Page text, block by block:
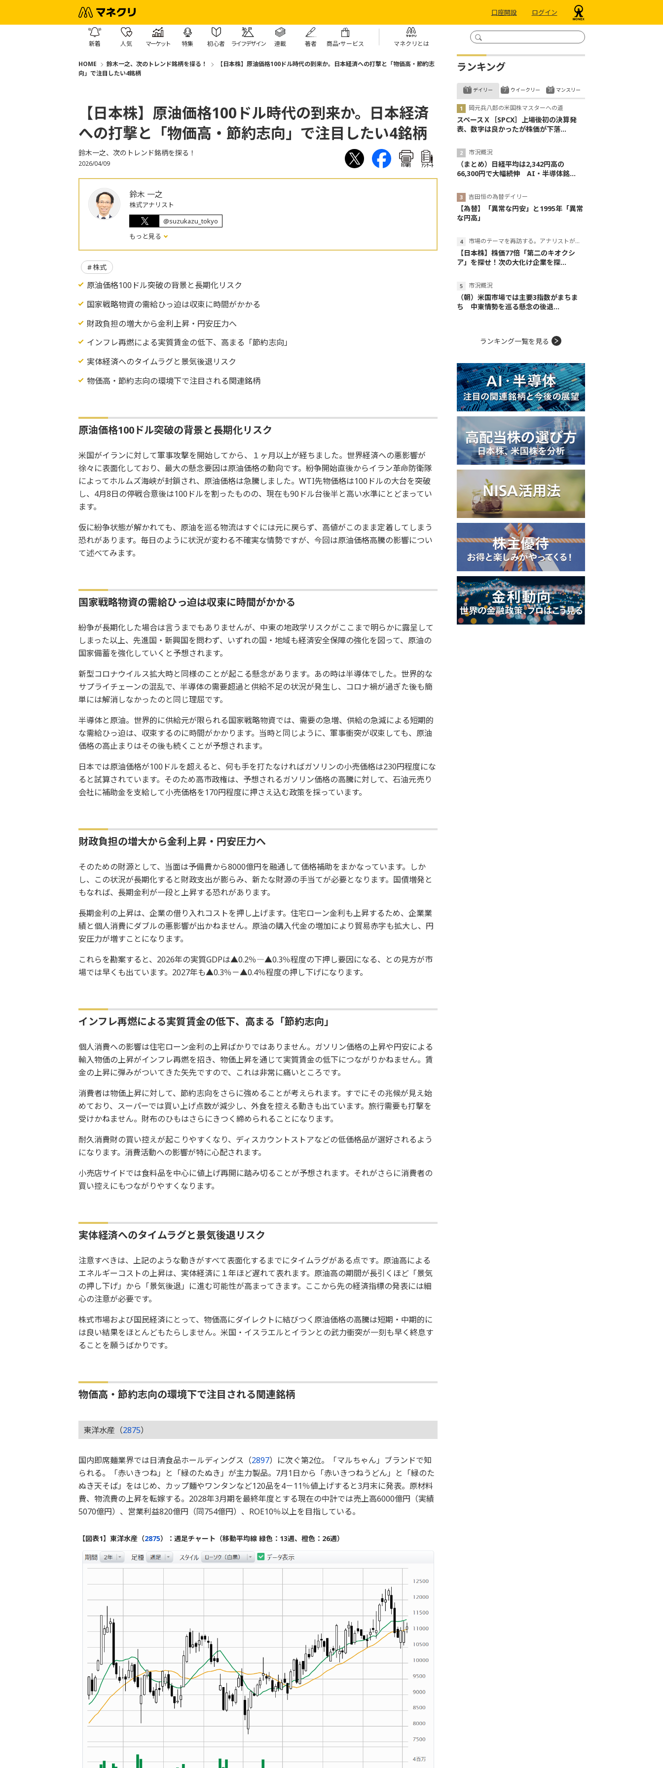
口座開設 ログイン
新着 人気 マーケット 特集 初心者 ライフデザイン 連載 著者 商品・サービス マネクリとは
HOME 鈴木一之、次のトレンド銘柄を探る！
【日本株】原油価格100ドル時代の到来か。日本経済への打撃と「物価高・節約志
向」で注目したい4銘柄
【日本株】原油価格100ドル時代の到来か。日本経済
への打撃と「物価高・節約志向」で注目したい4銘柄
鈴木一之、次のトレンド銘柄を探る！
2026/04/09 印刷 ｱﾝｹｰﾄ
鈴木 一之
株式アナリスト
@suzukazu_tokyo
もっと見る
株式
原油価格100ドル突破の背景と長期化リスク
国家戦略物資の需給ひっ迫は収束に時間がかかる
財政負担の増大から金利上昇・円安圧力へ
インフレ再燃による実質賃金の低下、高まる「節約志向」
実体経済へのタイムラグと景気後退リスク
物価高・節約志向の環境下で注目される関連銘柄
原油価格100ドル突破の背景と長期化リスク
米国がイランに対して軍事攻撃を開始してから、１ヶ月以上が経ちました。世界経済への悪影響が
徐々に表面化しており、最大の懸念要因は原油価格の動向です。紛争開始直後からイラン革命防衛隊
によってホルムズ海峡が封鎖され、原油価格は急騰しました。WTI先物価格は100ドルの大台を突破
し、4月8日の停戦合意後は100ドルを割ったものの、現在も90ドル台後半と高い水準にとどまってい
ます。
仮に紛争状態が解かれても、原油を巡る物流はすぐには元に戻らず、高値がこのまま定着してしまう
恐れがあります。毎日のように状況が変わる不確実な情勢ですが、今回は原油価格高騰の影響につい
て述べてみます。
国家戦略物資の需給ひっ迫は収束に時間がかかる
紛争が長期化した場合は言うまでもありませんが、中東の地政学リスクがここまで明らかに露呈して
しまった以上、先進国・新興国を問わず、いずれの国・地域も経済安全保障の強化を図って、原油の
国家備蓄を強化していくと予想されます。
新型コロナウイルス拡大時と同様のことが起こる懸念があります。あの時は半導体でした。世界的な
サプライチェーンの混乱で、半導体の需要超過と供給不足の状況が発生し、コロナ禍が過ぎた後も簡
単には解消しなかったのと同じ理屈です。
半導体と原油。世界的に供給元が限られる国家戦略物資では、需要の急増、供給の急減による短期的
な需給ひっ迫は、収束するのに時間がかかります。当時と同じように、軍事衝突が収束しても、原油
価格の高止まりはその後も続くことが予想されます。
日本では原油価格が100ドルを超えると、何も手を打たなければガソリンの小売価格は230円程度にな
ると試算されています。そのため高市政権は、予想されるガソリン価格の高騰に対して、石油元売り
会社に補助金を支給して小売価格を170円程度に押さえ込む政策を採っています。
財政負担の増大から金利上昇・円安圧力へ
そのための財源として、当面は予備費から8000億円を融通して価格補助をまかなっています。しか
し、この状況が長期化すると財政支出が膨らみ、新たな財源の手当てが必要となります。国債増発と
もなれば、長期金利が一段と上昇する恐れがあります。
長期金利の上昇は、企業の借り入れコストを押し上げます。住宅ローン金利も上昇するため、企業業
績と個人消費にダブルの悪影響が出かねません。原油の購入代金の増加により貿易赤字も拡大し、円
安圧力が増すことになります。
これらを勘案すると、2026年の実質GDPは▲0.2％―▲0.3％程度の下押し要因になる、との見方が市
場では早くも出ています。2027年も▲0.3％－▲0.4％程度の押し下げになります。
インフレ再燃による実質賃金の低下、高まる「節約志向」
個人消費への影響は住宅ローン金利の上昇ばかりではありません。ガソリン価格の上昇や円安による
輸入物価の上昇がインフレ再燃を招き、物価上昇を通じて実質賃金の低下につながりかねません。賃
金の上昇に弾みがついてきた矢先ですので、これは非常に痛いところです。
消費者は物価上昇に対して、節約志向をさらに強めることが考えられます。すでにその兆候が見え始
めており、スーパーでは買い上げ点数が減少し、外食を控える動きも出ています。旅行需要も打撃を
受けかねません。財布のひもはさらにきつく締められることになります。
耐久消費財の買い控えが起こりやすくなり、ディスカウントストアなどの低価格品が選好されるよう
になります。消費活動への影響が特に心配されます。
小売店サイドでは食料品を中心に値上げ再開に踏み切ることが予想されます。それがさらに消費者の
買い控えにもつながりやすくなります。
実体経済へのタイムラグと景気後退リスク
注意すべきは、上記のような動きがすべて表面化するまでにタイムラグがある点です。原油高による
エネルギーコストの上昇は、実体経済に１年ほど遅れて表れます。原油高の期間が長引くほど「景気
の押し下げ」から「景気後退」に進む可能性が高まってきます。ここから先の経済指標の発表には細
心の注意が必要です。
株式市場および国民経済にとって、物価高にダイレクトに結びつく原油価格の高騰は短期・中期的に
は良い結果をほとんどもたらしません。米国・イスラエルとイランとの武力衝突が一刻も早く終息す
ることを願うばかりです。
物価高・節約志向の環境下で注目される関連銘柄
東洋水産（2875）
国内即席麺業界では日清食品ホールディングス（2897）に次ぐ第2位。「マルちゃん」ブランドで知
られる。「赤いきつね」と「緑のたぬき」が主力製品。7月1日から「赤いきつねうどん」と「緑のた
ぬき天そば」をはじめ、カップ麺やワンタンなど120品を4－11％値上げすると3月末に発表。原材料
費、物流費の上昇を転嫁する。2028年3月期を最終年度とする現在の中計では売上高6000億円（実績
5070億円）、営業利益820億円（同754億円）、ROE10％以上を目指している。
【図表1】東洋水産（2875）：週足チャート（移動平均線 緑色：13週、橙色：26週）
ランキング
デイリー
岡元兵八郎の米国株マスターへの道
スペースＸ［SPCX］上場後初の決算発
表、数字は良かったが株価が下落...
市況概況
（まとめ）日経平均は2,342円高の
66,300円で大幅続伸 AI・半導体銘...
吉田恒の為替デイリー
【為替】「異常な円安」と1995年「異常
な円高」
市場のテーマを再訪する。アナリストが読み解くテーマの本質
【日本株】株価77倍「第二のキオクシ
ア」を探せ！次の大化け企業を探...
市況概況
（朝）米国市場では主要3指数がまちま
ち 中東情勢を巡る懸念の後退...
ウイークリー マンスリー
ランキング一覧を見る